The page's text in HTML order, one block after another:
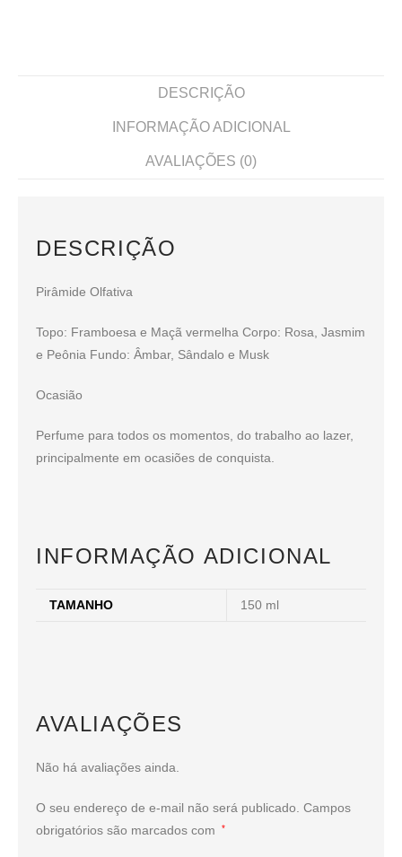
DESCRIÇÃO
INFORMAÇÃO ADICIONAL
AVALIAÇÕES (0)
DESCRIÇÃO
Pirâmide Olfativa
Topo: Framboesa e Maçã vermelha Corpo: Rosa, Jasmim
e Peônia Fundo: Âmbar, Sândalo e Musk
Ocasião
Perfume para todos os momentos, do trabalho ao lazer,
principalmente em ocasiões de conquista.
INFORMAÇÃO ADICIONAL
TAMANHO 150 ml
AVALIAÇÕES
Não há avaliações ainda.
O seu endereço de e-mail não será publicado. Campos
obrigatórios são marcados com
*